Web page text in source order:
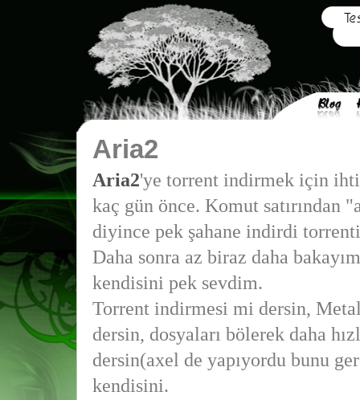
Aria2
Aria2'ye torrent indirmek için
kaç gün önce. Komut satırından
diyince pek şahane indirdi
Daha sonra az biraz daha
kendisini pek sevdim.
Torrent indirmesi mi dersin,
dersin, dosyaları bölerek daha
dersin(axel de yapıyordu bunu
kendisini.